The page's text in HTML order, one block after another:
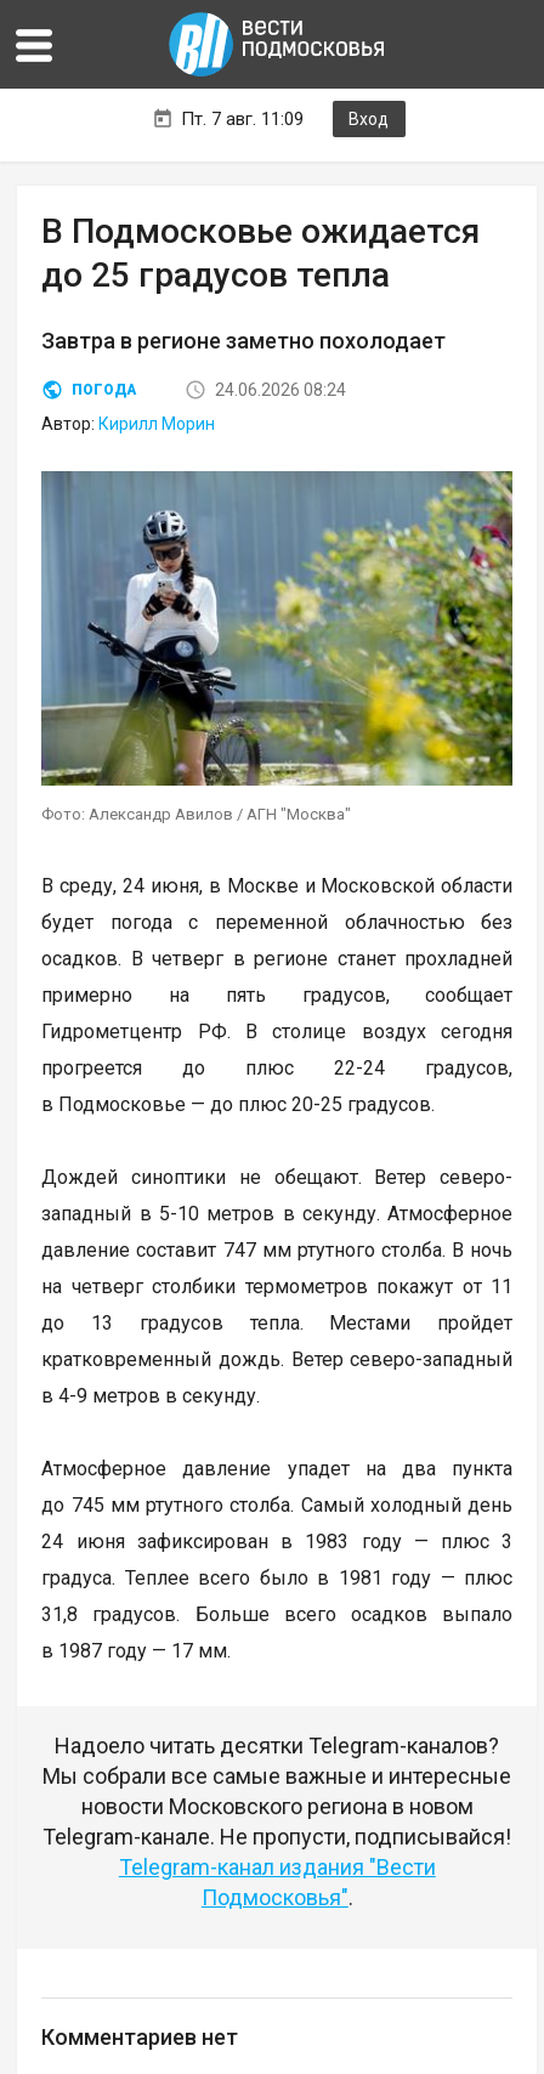
Пт. 7 авг. 11:09 Вход
В Подмосковье ожидается
до 25 градусов тепла
Завтра в регионе заметно похолодает
ПОГОДА
24.06.2026 08:24
Автор: Кирилл Морин
Фото: Александр Авилов / АГН "Москва"
В среду, 24 июня, в Москве и Московской области
будет погода с переменной облачностью без
осадков. В четверг в регионе станет прохладней
примерно на пять градусов, сообщает
Гидрометцентр РФ. В столице воздух сегодня
прогреется до плюс 22-24 градусов,
в Подмосковье — до плюс 20-25 градусов.
Дождей синоптики не обещают. Ветер северо-
западный в 5-10 метров в секунду. Атмосферное
давление составит 747 мм ртутного столба. В ночь
на четверг столбики термометров покажут от 11
до 13 градусов тепла. Местами пройдет
кратковременный дождь. Ветер северо-западный
в 4-9 метров в секунду.
Атмосферное давление упадет на два пункта
до 745 мм ртутного столба. Самый холодный день
24 июня зафиксирован в 1983 году — плюс 3
градуса. Теплее всего было в 1981 году — плюс
31,8 градусов. Больше всего осадков выпало
в 1987 году — 17 мм.
Надоело читать десятки Telegram-каналов?
Мы собрали все самые важные и интересные
новости Московского региона в новом
Telegram-канале. Не пропусти, подписывайся!
Telegram-канал издания "Вести
Подмосковья".
Комментариев нет